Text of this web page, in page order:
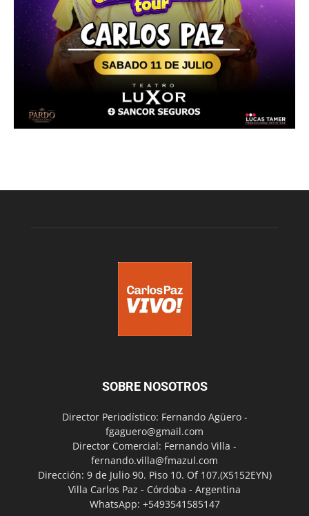
SOBRE NOSOTROS
Director Periodístico: Fernando Agüero -
fgaguero@gmail.com
Director Comercial: Fernando Villa -
fernando.villa@fmazul.com
Dirección: 9 de Julio 90. Piso 10. Of 107.(X5152EYN)
Villa Carlos Paz - Córdoba - Argentina
WhatsApp: +5493541585147